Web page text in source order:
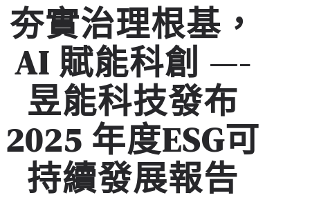
夯實治理根基，
AI 賦能科創 —-
昱能科技發布
2025 年度ESG可
持續發展報告